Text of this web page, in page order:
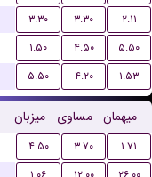
۳.۳۰ ۳.۳۰
۲.۱۱
۱.۵۰ ۴.۵۰
۵.۵۰
۵.۵۰ ۴.۲۰ ۱.۵۳
میزبان مساوی میهمان
۴.۵۰ ۳.۷۰
۱.۷۱